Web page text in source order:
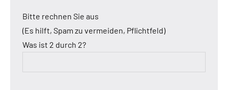
Bitte rechnen Sie aus
(Es hilft, Spam zu vermeiden, Pflichtfeld)
Was ist 2 durch 2?